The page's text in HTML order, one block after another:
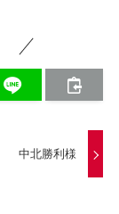
中北勝利様